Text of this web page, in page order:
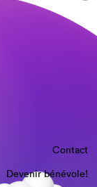
Contact
Devenir bénévole!